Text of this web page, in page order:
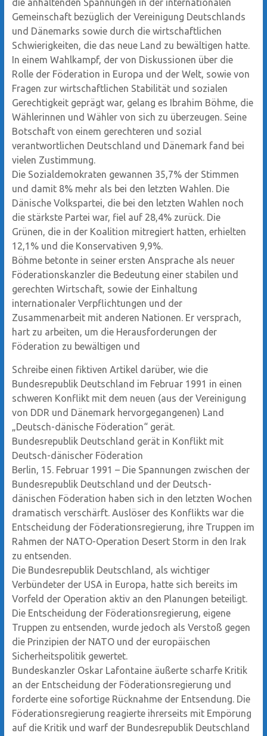
die anhaltenden Spannungen in der internationalen
Gemeinschaft bezüglich der Vereinigung Deutschlands
und Dänemarks sowie durch die wirtschaftlichen
Schwierigkeiten, die das neue Land zu bewältigen hatte.
In einem Wahlkampf, der von Diskussionen über die
Rolle der Föderation in Europa und der Welt, sowie von
Fragen zur wirtschaftlichen Stabilität und sozialen
Gerechtigkeit geprägt war, gelang es Ibrahim Böhme, die
Wählerinnen und Wähler von sich zu überzeugen. Seine
Botschaft von einem gerechteren und sozial
verantwortlichen Deutschland und Dänemark fand bei
vielen Zustimmung.
Die Sozialdemokraten gewannen 35,7% der Stimmen
und damit 8% mehr als bei den letzten Wahlen. Die
Dänische Volkspartei, die bei den letzten Wahlen noch
die stärkste Partei war, fiel auf 28,4% zurück. Die
Grünen, die in der Koalition mitregiert hatten, erhielten
12,1% und die Konservativen 9,9%.
Böhme betonte in seiner ersten Ansprache als neuer
Föderationskanzler die Bedeutung einer stabilen und
gerechten Wirtschaft, sowie der Einhaltung
internationaler Verpflichtungen und der
Zusammenarbeit mit anderen Nationen. Er versprach,
hart zu arbeiten, um die Herausforderungen der
Föderation zu bewältigen und
Schreibe einen fiktiven Artikel darüber, wie die
Bundesrepublik Deutschland im Februar 1991 in einen
schweren Konflikt mit dem neuen (aus der Vereinigung
von DDR und Dänemark hervorgegangenen) Land
„Deutsch-dänische Föderation“ gerät.
Bundesrepublik Deutschland gerät in Konflikt mit
Deutsch-dänischer Föderation
Berlin, 15. Februar 1991 – Die Spannungen zwischen der
Bundesrepublik Deutschland und der Deutsch-
dänischen Föderation haben sich in den letzten Wochen
dramatisch verschärft. Auslöser des Konflikts war die
Entscheidung der Föderationsregierung, ihre Truppen im
Rahmen der NATO-Operation Desert Storm in den Irak
zu entsenden.
Die Bundesrepublik Deutschland, als wichtiger
Verbündeter der USA in Europa, hatte sich bereits im
Vorfeld der Operation aktiv an den Planungen beteiligt.
Die Entscheidung der Föderationsregierung, eigene
Truppen zu entsenden, wurde jedoch als Verstoß gegen
die Prinzipien der NATO und der europäischen
Sicherheitspolitik gewertet.
Bundeskanzler Oskar Lafontaine äußerte scharfe Kritik
an der Entscheidung der Föderationsregierung und
forderte eine sofortige Rücknahme der Entsendung. Die
Föderationsregierung reagierte ihrerseits mit Empörung
auf die Kritik und warf der Bundesrepublik Deutschland